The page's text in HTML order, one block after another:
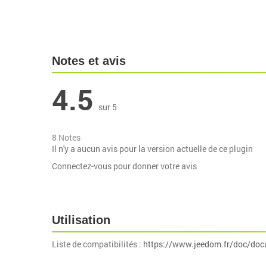
Notes et avis
4.5 sur 5
8 Notes
Il n'y a aucun avis pour la version actuelle de ce plugin
Connectez-vous pour donner votre avis
Utilisation
Liste de compatibilités : https://www.jeedom.fr/doc/